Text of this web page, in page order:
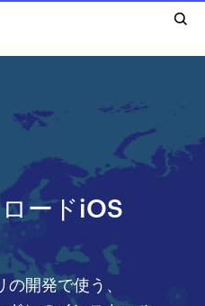
ードiOS
開発で使う、